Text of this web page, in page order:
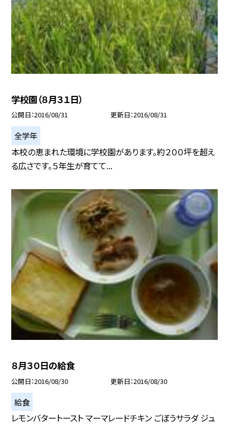
学校園（８月３１日）
公開日 2016/08/31 更新日 2016/08/31
全学年
本校の恵まれた環境に学校園があります。約２００坪を超え
る広さです。５年生が育てて...
８月３０日の給食
公開日 2016/08/30 更新日 2016/08/30
給食
レモンバタートースト マーマレードチキン ごぼうサラダ ジュ